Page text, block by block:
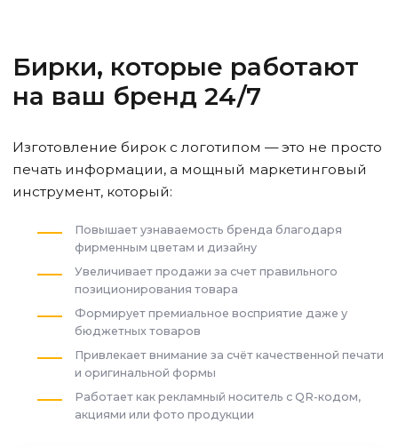
Бирки, которые работают
на ваш бренд 24/7
Изготовление бирок с логотипом — это не просто
печать информации, а мощный маркетинговый
инструмент, который:
Повышает узнаваемость бренда благодаря
фирменным цветам и дизайну
Увеличивает продажи за счет правильного
позиционирования товара
Формирует премиальное восприятие даже у
бюджетных товаров
Привлекает внимание за счёт качественной печати
и оригинальной формы
Работает как рекламный носитель с QR-кодом,
акциями или фото продукции